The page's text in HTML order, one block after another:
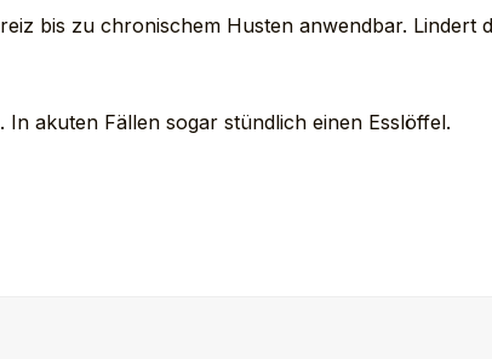
bis zu chronischem Husten anwendbar. Lindert
In akuten Fällen sogar stündlich einen Esslöffel.